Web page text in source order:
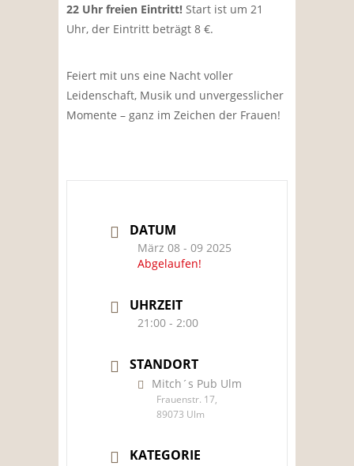
22 Uhr freien Eintritt! Start ist um 21
Uhr, der Eintritt beträgt 8 €.
Feiert mit uns eine Nacht voller
Leidenschaft, Musik und unvergesslicher
Momente – ganz im Zeichen der Frauen!
DATUM
März 08 - 09 2025
Abgelaufen!
UHRZEIT
21:00 - 2:00
STANDORT
Mitch´s Pub Ulm
Frauenstr. 17,
89073 Ulm
KATEGORIE